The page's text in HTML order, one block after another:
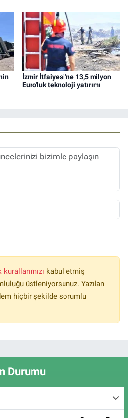
İzmir İtfaiyesi'ne 13,5 milyon
Euro'luk teknoloji yatırımı
kabul etmiş
üstleniyorsunuz. Yazılan
hiçbir şekilde sorumlu
Durumu